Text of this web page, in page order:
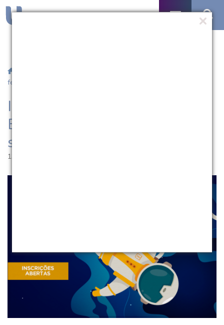
feira (14)
Inscrições para o
Extravestibular terminam
sexta-feira (14)
13.02.2020 | 11:05